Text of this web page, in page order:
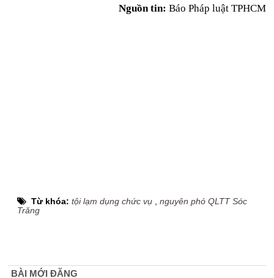
Nguồn tin: Báo Pháp luật TPHCM
Từ khóa:tội lạm dụng chức vụ ,nguyên phó QLTT Sóc
Trăng
BÀI MỚI ĐĂNG